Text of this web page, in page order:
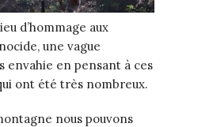
d’hommage aux
une vague
envahie en pensant à ces
ont été très nombreux.
nous pouvons